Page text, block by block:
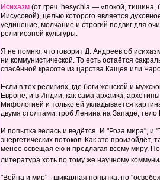
Исихазм (от греч. hesychia — «покой, тишина,
Иисусовой), целью которого является
уединение, молчание и строгий подвиг для
религиозной культуры.
Я не помню, что говорит Д. Андреев об
ни коммунистической. То есть остаётся
спасённой красоте из царства Кащея или
Если в тех религиях, где боги женской и
Европе, и в Индии, как сама архаика,
Мифологией и только ей укладывается
двумя столпами: гроб Ленина на Западе, тело
И попытка велась и ведётся. И "Роза мира", и
энергетических потоков. Как это
менее освещая ею и предлагая всему миру.
литература хоть по тому же научному
"Война и мир" - шикарная попытка, но